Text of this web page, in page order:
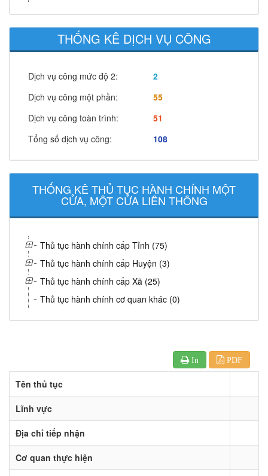
THỐNG KÊ DỊCH VỤ CÔNG
Dịch vụ công mức độ 2:
2
Dịch vụ công một phần:
55
Dịch vụ công toàn trình:
51
Tổng số dịch vụ công:
108
THỐNG KÊ THỦ TỤC HÀNH CHÍNH MỘT
CỬA, MỘT CỬA LIÊN THÔNG
Thủ tục hành chính cấp Tỉnh (75)
Thủ tục hành chính cấp Huyện (3)
Thủ tục hành chính cấp Xã (25)
Thủ tục hành chính cơ quan khác (0)
In PDF
Tên thủ tục
Lĩnh vực
Địa chỉ tiếp nhận
Cơ quan thực hiện